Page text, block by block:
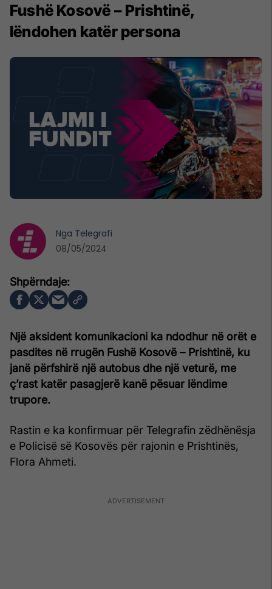
Fushë Kosovë – Prishtinë,
lëndohen katër persona
Një aksident komunikacioni ka ndodhur në orët e
pasdites në rrugën Fushë Kosovë – Prishtinë, ku
janë përfshirë një autobus dhe një veturë, me
ç’rast katër pasagjerë kanë pësuar lëndime
trupore.
Rastin e ka konfirmuar për Telegrafin zëdhënësja
e Policisë së Kosovës për rajonin e Prishtinës,
Flora Ahmeti.
Nga Telegrafi
08/05/2024